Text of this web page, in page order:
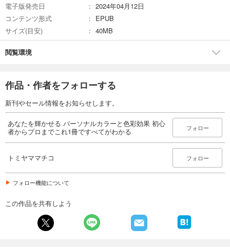
電子版発売日
2024年04月12日
コンテンツ形式
EPUB
サイズ(目安)
40MB
閲覧環境
作品・作者をフォローする
新刊やセール情報をお知らせします。
あなたを輝かせる パーソナルカラーと色彩効果 初心
者からプロまでこれ1冊ですべてがわかる
フォロー
トミヤママチコ フォロー
フォロー機能について
この作品を共有しよう